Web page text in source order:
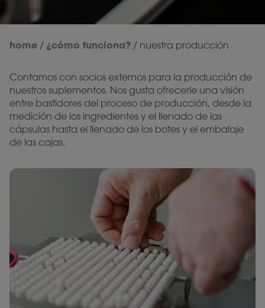
home / ¿cómo funciona? / nuestra producción
Contamos con socios externos para la producción de
nuestros suplementos. Nos gusta ofrecerle una visión
entre bastidores del proceso de producción, desde la
medición de los ingredientes y el llenado de las
cápsulas hasta el llenado de los botes y el embalaje
de las cajas.